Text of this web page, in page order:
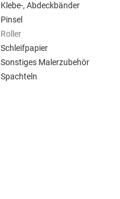
Klebe-, Abdeckbänder
Pinsel
Roller
Schleifpapier
Sonstiges Malerzubehör
Spachteln